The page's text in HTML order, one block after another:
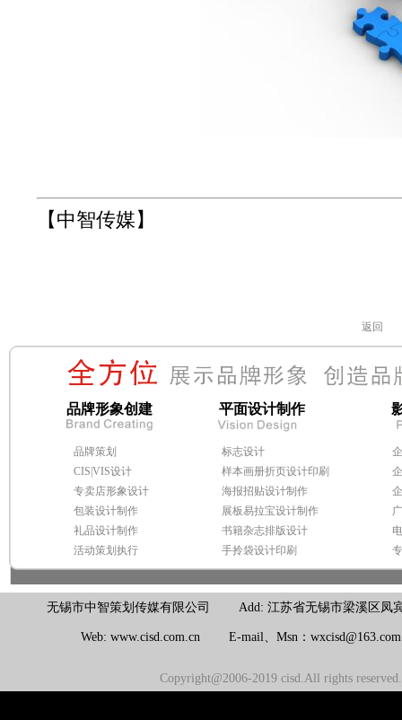
【中智传媒】
返回
品牌形象创建 平面设计制作
品牌策划
CIS|VIS设计
专卖店形象设计
包装设计制作
礼品设计制作
活动策划执行
标志设计
样本画册折页设计印刷
海报招贴设计制作
展板易拉宝设计制作
书籍杂志排版设计
手拎袋设计印刷
无锡市中智策划传媒有限公司 Add: 江苏省无锡市梁溪区凤
Web: www.cisd.com.cn E-mail、Msn：
Copyright@2006-2019 cisd.All rights